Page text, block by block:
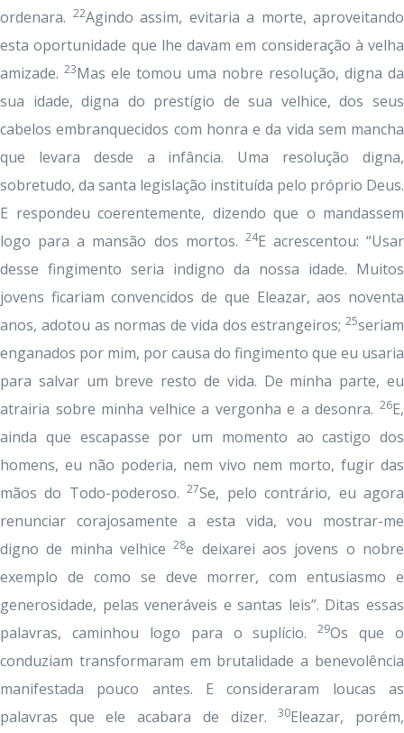
ordenara. 22Agindo assim, evitaria a morte, aproveitando
esta oportunidade que lhe davam em consideração à velha
amizade. 23Mas ele tomou uma nobre resolução, digna da
sua idade, digna do prestígio de sua velhice, dos seus
cabelos embranquecidos com honra e da vida sem mancha
que levara desde a infância. Uma resolução digna,
sobretudo, da santa legislação instituída pelo próprio Deus.
E respondeu coerentemente, dizendo que o mandassem
logo para a mansão dos mortos. 24E acrescentou: “Usar
desse fingimento seria indigno da nossa idade. Muitos
jovens ficariam convencidos de que Eleazar, aos noventa
anos, adotou as normas de vida dos estrangeiros; 25seriam
enganados por mim, por causa do fingimento que eu usaria
para salvar um breve resto de vida. De minha parte, eu
atrairia sobre minha velhice a vergonha e a desonra. 26E,
ainda que escapasse por um momento ao castigo dos
homens, eu não poderia, nem vivo nem morto, fugir das
mãos do Todo-poderoso.27Se, pelo contrário, eu agora
renunciar corajosamente a esta vida, vou mostrar-me
digno de minha velhice28e deixarei aos jovens o nobre
exemplo de como se deve morrer, com entusiasmo e
generosidade, pelas veneráveis e santas leis”. Ditas essas
palavras, caminhou logo para o suplício.29Os que o
conduziam transformaram em brutalidade a benevolência
manifestada pouco antes. E consideraram loucas as
palavras que ele acabara de dizer.30Eleazar, porém,